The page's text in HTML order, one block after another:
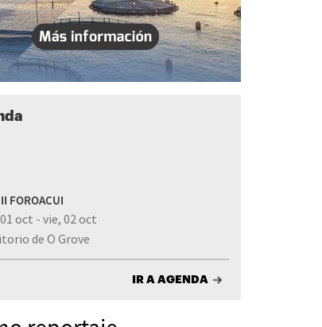
FOROACUI
oct - vie, 02 oct
de O Grove
IR A AGENDA